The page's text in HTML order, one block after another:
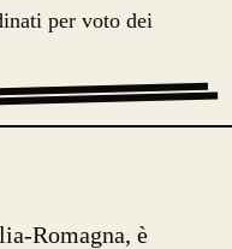
per voto dei
Romagna, è